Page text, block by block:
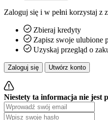
Zaloguj się i w pełni korzystaj z
Zbieraj kredyty
Zapisz swoje ulubione
Uzyskaj przegląd o
Zaloguj się Utwórz konto
Niestety ta informacja nie jest